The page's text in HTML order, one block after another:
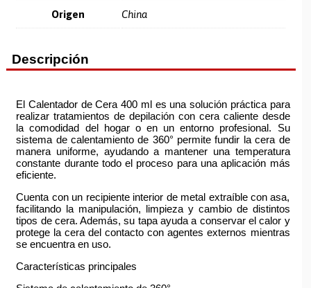
Origen China
Descripción
El Calentador de Cera 400 ml es una solución práctica para
realizar tratamientos de depilación con cera caliente desde
la comodidad del hogar o en un entorno profesional. Su
sistema de calentamiento de 360° permite fundir la cera de
manera uniforme, ayudando a mantener una temperatura
constante durante todo el proceso para una aplicación más
eficiente.
Cuenta con un recipiente interior de metal extraíble con asa,
facilitando la manipulación, limpieza y cambio de distintos
tipos de cera. Además, su tapa ayuda a conservar el calor y
protege la cera del contacto con agentes externos mientras
se encuentra en uso.
Características principales